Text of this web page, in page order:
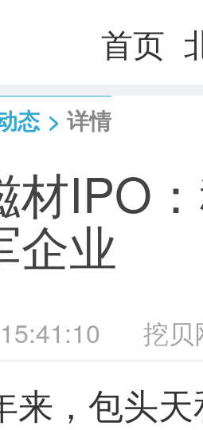
首页
态 > 详情
材IPO
企业
挖贝
来，包头